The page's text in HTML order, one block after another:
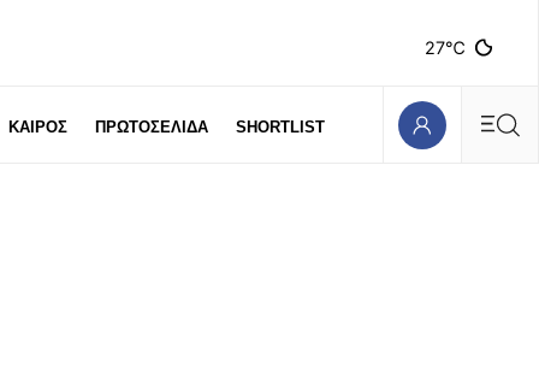
27℃
ΚΑΙΡΟΣ ΠΡΩΤΟΣΕΛΙΔΑ SHORTLIST